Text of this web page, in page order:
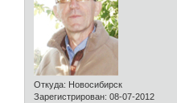
Откуда: Новосибирск
Зарегистрирован: 08-07-2012